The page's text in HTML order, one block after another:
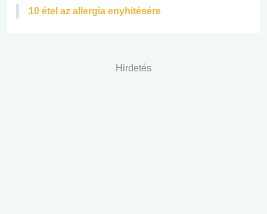
10 étel az allergia enyhítésére
Hirdetés